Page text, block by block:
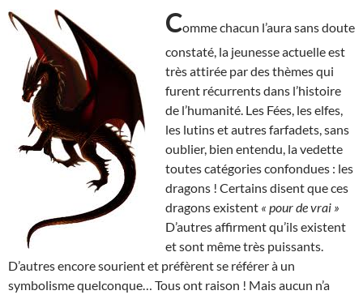
Comme chacun l’aura sans doute
constaté, la jeunesse actuelle est
très attirée par des thèmes qui
furent récurrents dans l’histoire
de l’humanité. Les Fées, les elfes,
les lutins et autres farfadets, sans
oublier, bien entendu, la vedette
toutes catégories confondues : les
dragons ! Certains disent que ces
dragons existent « pour de vrai »
D’autres affirment qu’ils existent
et sont même très puissants.
D’autres encore sourient et préfèrent se référer à un
symbolisme quelconque… Tous ont raison ! Mais aucun n’a